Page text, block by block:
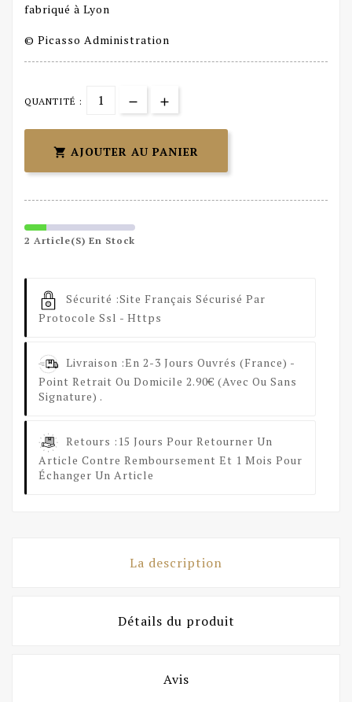
fabriqué à Lyon
© Picasso Administration
QUANTITÉ :
 AJOUTER AU PANIER
2 Article(s) En Stock
Sécurité :Site Français Sécurisé Par
Protocole Ssl - Https
Livraison :En 2-3 Jours Ouvrés (France) -
Point Retrait Ou Domicile 2.90€ (avec Ou Sans
Signature) .
Retours : 15 Jours Pour Retourner Un
Article Contre Remboursement Et 1 Mois Pour
Échanger Un Article
La description
Détails du produit
Avis